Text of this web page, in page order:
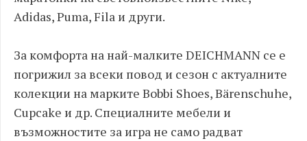
Adidas, Puma, Fila и други.
За комфорта на най-малките DEICHMANN се е
погрижил за всеки повод и сезон с актуалните
колекции на марките Bobbi Shoes, Bärenschuhe,
Cupcake и др. Специалните мебели и
възможностите за игра не само радват